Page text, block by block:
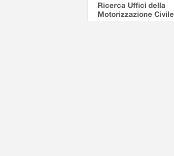
Ricerca Uffici della
Motorizzazione Civile